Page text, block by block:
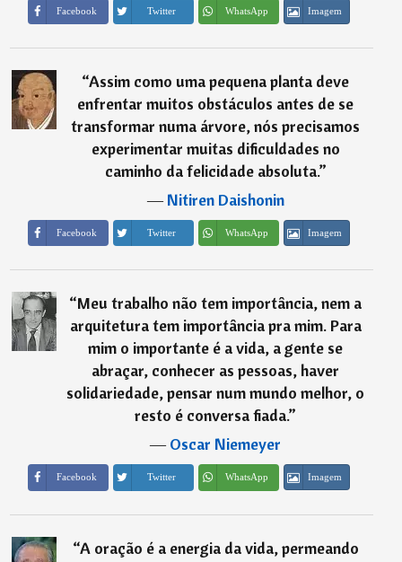
Facebook Twitter WhatsApp Imagem
“Assim como uma pequena planta deve
enfrentar muitos obstáculos antes de se
transformar numa árvore, nós precisamos
experimentar muitas dificuldades no
caminho da felicidade absoluta.”
―Nitiren Daishonin
Facebook Twitter WhatsApp Imagem
“Meu trabalho não tem importância, nem a
arquitetura tem importância pra mim. Para
mim o importante é a vida, a gente se
abraçar, conhecer as pessoas, haver
solidariedade, pensar num mundo melhor, o
resto é conversa fiada.”
―Oscar Niemeyer
Facebook Twitter WhatsApp Imagem
“A oração é a energia da vida, permeando